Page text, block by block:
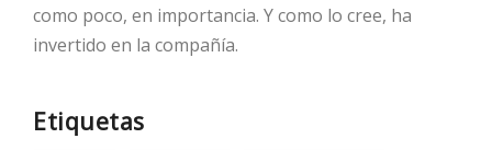
como poco, en importancia. Y como lo cree, ha
invertido en la compañía.
Etiquetas